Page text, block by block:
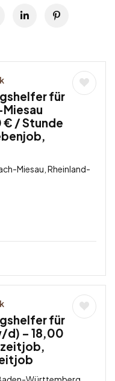
für
/ Stunde
Miesau, Rheinland-
für
d) – 18,00